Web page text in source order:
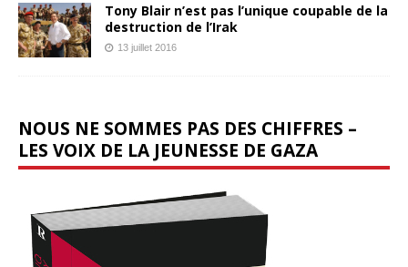
Tony Blair n’est pas l’unique coupable de la
destruction de l’Irak
13 juillet 2016
NOUS NE SOMMES PAS DES CHIFFRES –
LES VOIX DE LA JEUNESSE DE GAZA